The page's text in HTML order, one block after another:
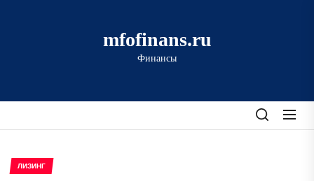
mfofinans.ru
Финансы
ЛИЗИНГ